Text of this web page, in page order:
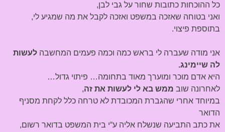
כל ההוכחות כתובות שחור על גבי לבן,
ואני בטוחה שאזכה במשפט ואזכה לקבל את מה שמגיע לי,
בתוספת פיצוי.
אני מודה שעברה לי בראש כמה וכמה פעמים המחשבה לעשות
לה שיימינג.
היא אדם מוכר ומוערך מאוד בתחומה… פיתוי גדול…
לאחרונה שוב ממש בא לי לעשות את זה,
במיוחד אחרי שהגברת המכובדת לא טרחה כלל לקחת מסניף
הדואר
את כתב התביעה שנשלח אליה ע“י בית המשפט בדואר רשום,